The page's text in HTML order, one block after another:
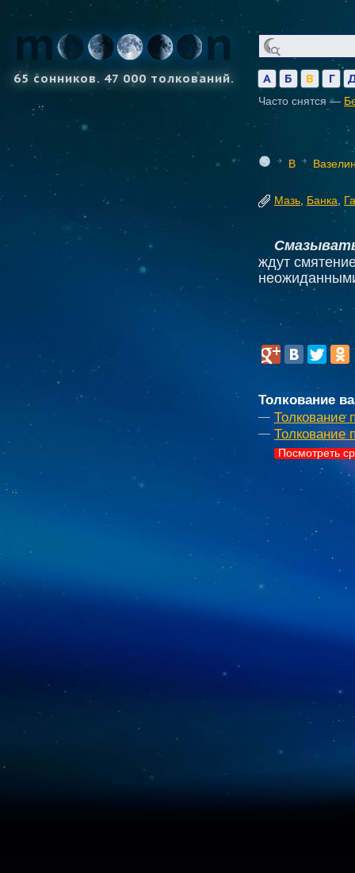
65 сонников. 47 000 толкований. А Б В Г
Часто снятся —
В
Мазь Банка
ждут
Толкование
Толкование
Толкование
Посмотреть